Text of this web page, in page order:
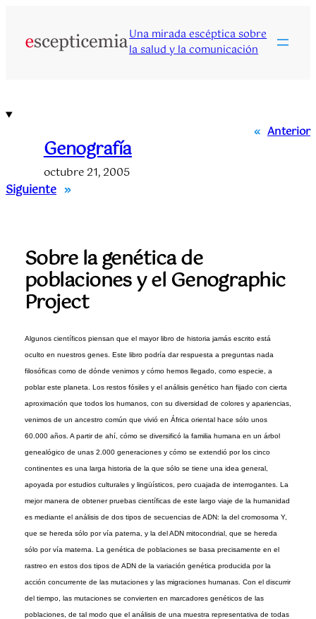
contenido
Una mirada escéptica sobre
la salud y la comunicación
« Anterior
Genografía
octubre 21, 2005
Siguiente »
Sobre la genética de
poblaciones y el Genographic
Project
Algunos científicos piensan que el mayor libro de historia jamás escrito está
oculto en nuestros genes. Este libro podría dar respuesta a preguntas nada
filosóficas como de dónde venimos y cómo hemos llegado, como especie, a
poblar este planeta. Los restos fósiles y el análisis genético han fijado con cierta
aproximación que todos los humanos, con su diversidad de colores y apariencias,
venimos de un ancestro común que vivió en África oriental hace sólo unos
60.000 años. A partir de ahí, cómo se diversificó la familia humana en un árbol
genealógico de unas 2.000 generaciones y cómo se extendió por los cinco
continentes es una larga historia de la que sólo se tiene una idea general,
apoyada por estudios culturales y lingüísticos, pero cuajada de interrogantes. La
mejor manera de obtener pruebas científicas de este largo viaje de la humanidad
es mediante el análisis de dos tipos de secuencias de ADN: la del cromosoma Y,
que se hereda sólo por vía paterna, y la del ADN mitocondrial, que se hereda
sólo por vía materna. La genética de poblaciones se basa precisamente en el
rastreo en estos dos tipos de ADN de la variación genética producida por la
acción concurrente de las mutaciones y las migraciones humanas. Con el discurrir
del tiempo, las mutaciones se convierten en marcadores genéticos de las
poblaciones, de tal modo que el análisis de una muestra representativa de todas